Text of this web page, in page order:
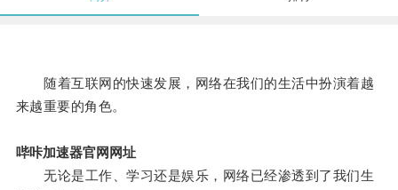
随着互联网的快速发展，网络在我们的生活中扮演着越
来越重要的角色。
哔咔加速器官网网址
无论是工作、学习还是娱乐，网络已经渗透到了我们生